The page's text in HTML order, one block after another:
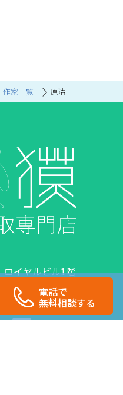
電話で
無料相談する
作家一覧 原清
イヤルビル1階
日：日曜日・祝日
03-6423-1033